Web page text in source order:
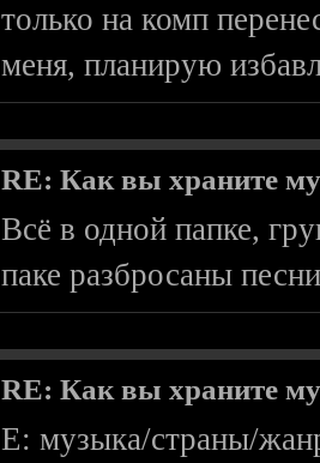
только на комп
меня, планирую
RE: Как вы храните
Всё в одной папке,
паке разбросаны
RE: Как вы храните
E: музыка/страны/